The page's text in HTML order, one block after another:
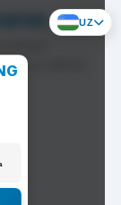
UZ
va darhol